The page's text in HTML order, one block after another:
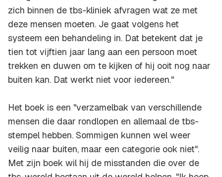
zich binnen de tbs-kliniek afvragen wat ze met
deze mensen moeten. Je gaat volgens het
systeem een behandeling in. Dat betekent dat je
tien tot vijftien jaar lang aan een persoon moet
trekken en duwen om te kijken of hij ooit nog naar
buiten kan. Dat werkt niet voor iedereen."
Het boek is een "verzamelbak van verschillende
mensen die daar rondlopen en allemaal de tbs-
stempel hebben. Sommigen kunnen wel weer
veilig naar buiten, maar een categorie ook niet".
Met zijn boek wil hij de misstanden die over de